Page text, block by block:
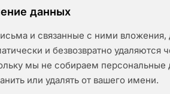
данных
и связанные с ними
и безвозвратно удаляются
мы не собираем персональные
или удалять от вашего имени.